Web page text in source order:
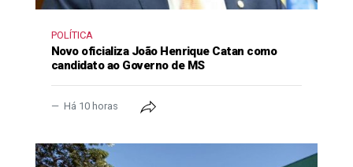
POLÍTICA
Novo oficializa João Henrique Catan como
candidato ao Governo de MS
Há 10 horas